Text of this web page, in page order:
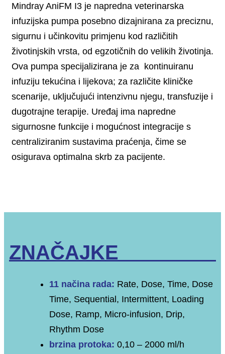
Mindray AniFM I3 je napredna veterinarska
infuzijska pumpa posebno dizajnirana za preciznu,
sigurnu i učinkovitu primjenu kod različitih
životinjskih vrsta, od egzotičnih do velikih životinja.
Ova pumpa specijalizirana je za kontinuiranu
infuziju tekućina i lijekova; za različite kliničke
scenarije, uključujući intenzivnu njegu, transfuzije i
dugotrajne terapije. Uređaj ima napredne
sigurnosne funkcije i mogućnost integracije s
centraliziranim sustavima praćenja, čime se
osigurava optimalna skrb za pacijente.
ZNAČAJKE
11 načina rada: Rate, Dose, Time, Dose
Time, Sequential, Intermittent, Loading
Dose, Ramp, Micro-infusion, Drip,
Rhythm Dose
brzina protoka: 0,10 – 2000 ml/h